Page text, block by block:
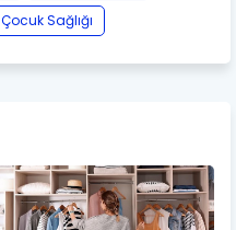
Çocuk Sağlığı